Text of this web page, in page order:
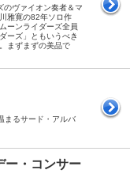
ヴァイオン奏者＆マ
雅寛の82年ソロ作
ーンライダーズ全員
ーズ」ともいうべき
まずまずの美品で
まるサード・アルバ
ー・コンサー